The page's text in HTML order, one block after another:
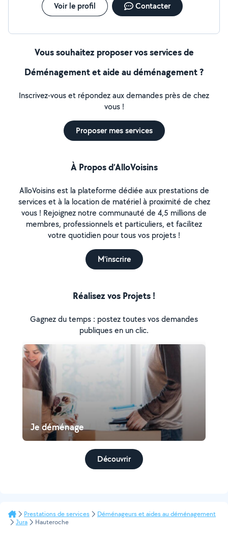
Voir le profil Contacter
Vous souhaitez proposer vos services de
Déménagement et aide au déménagement ?
Inscrivez-vous et répondez aux demandes près de chez
vous !
Proposer mes services
À Propos d’AlloVoisins
AlloVoisins est la plateforme dédiée aux prestations de
services et à la location de matériel à proximité de chez
vous ! Rejoignez notre communauté de 4,5 millions de
membres, professionnels et particuliers, et facilitez
votre quotidien pour tous vos projets !
M'inscrire
Réalisez vos Projets !
Gagnez du temps : postez toutes vos demandes
publiques en un clic.
Je déménage
Découvrir
Prestations de services
Déménageurs et aides au déménagement
Jura
Hauteroche